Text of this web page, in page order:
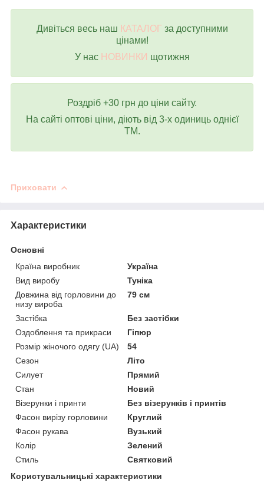
Дивіться весь наш КАТАЛОГ за доступними
цінами!
У нас НОВИНКИ щотижня
Роздріб +30 грн до ціни сайту.
На сайті оптові ціни, діють від 3-х одиниць однієї
ТМ.
Приховати
Характеристики
Основні
Країна виробник
Україна
Вид виробу
Туніка
Довжина від горловини до
низу вироба
79 см
Застібка
Без застібки
Оздоблення та прикраси
Гіпюр
Розмір жіночого одягу (UA)
54
Сезон
Літо
Силует
Прямий
Стан
Новий
Візерунки і принти
Без візерунків і принтів
Фасон вирізу горловини
Круглий
Фасон рукава
Вузький
Колір
Зелений
Стиль
Святковий
Користувальницькі характеристики